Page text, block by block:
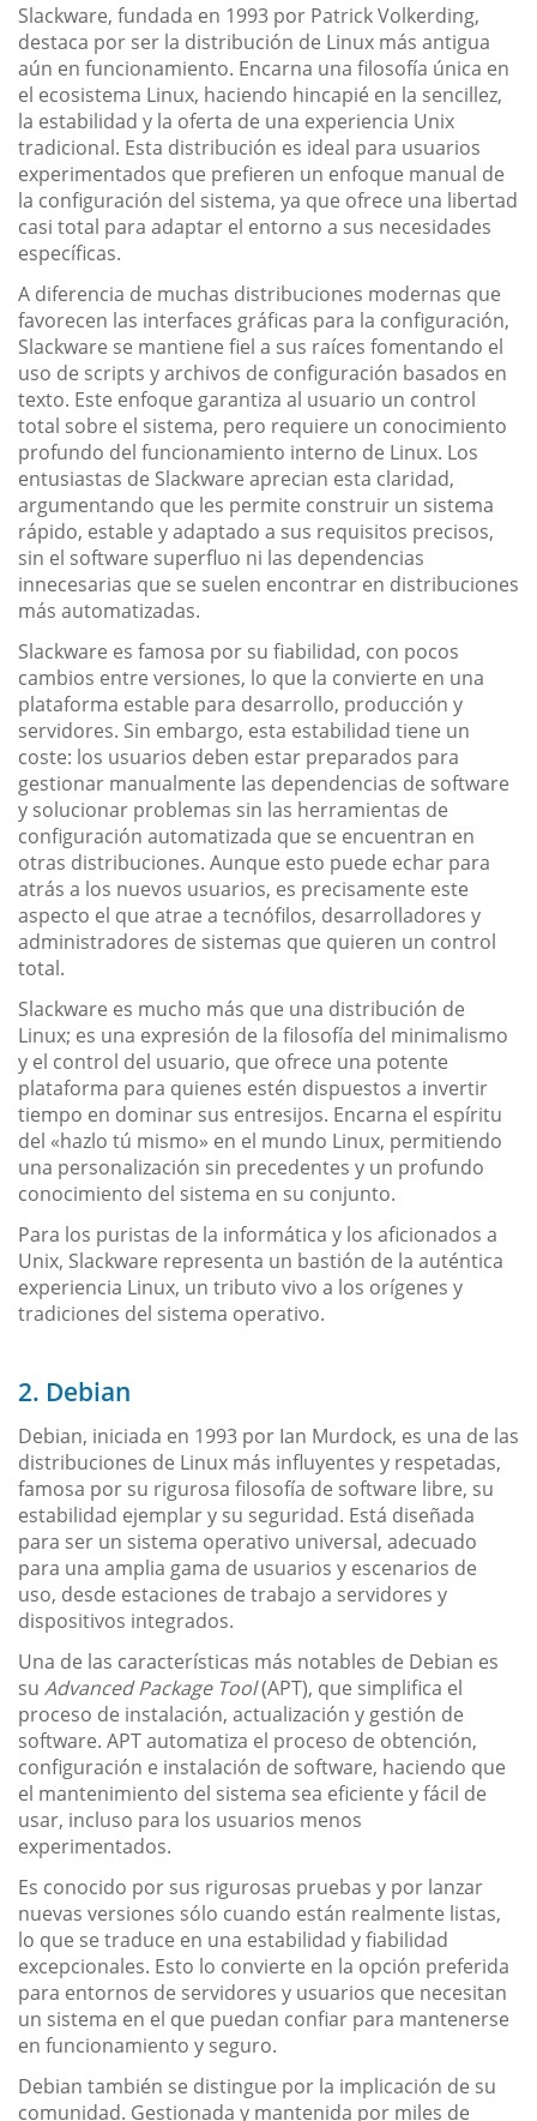
Slackware, fundada en 1993 por Patrick Volkerding,
destaca por ser la distribución de Linux más antigua
aún en funcionamiento. Encarna una filosofía única en
el ecosistema Linux, haciendo hincapié en la sencillez,
la estabilidad y la oferta de una experiencia Unix
tradicional. Esta distribución es ideal para usuarios
experimentados que prefieren un enfoque manual de
la configuración del sistema, ya que ofrece una libertad
casi total para adaptar el entorno a sus necesidades
específicas.
A diferencia de muchas distribuciones modernas que
favorecen las interfaces gráficas para la configuración,
Slackware se mantiene fiel a sus raíces fomentando el
uso de scripts y archivos de configuración basados en
texto. Este enfoque garantiza al usuario un control
total sobre el sistema, pero requiere un conocimiento
profundo del funcionamiento interno de Linux. Los
entusiastas de Slackware aprecian esta claridad,
argumentando que les permite construir un sistema
rápido, estable y adaptado a sus requisitos precisos,
sin el software superfluo ni las dependencias
innecesarias que se suelen encontrar en distribuciones
más automatizadas.
Slackware es famosa por su fiabilidad, con pocos
cambios entre versiones, lo que la convierte en una
plataforma estable para desarrollo, producción y
servidores. Sin embargo, esta estabilidad tiene un
coste: los usuarios deben estar preparados para
gestionar manualmente las dependencias de software
y solucionar problemas sin las herramientas de
configuración automatizada que se encuentran en
otras distribuciones. Aunque esto puede echar para
atrás a los nuevos usuarios, es precisamente este
aspecto el que atrae a tecnófilos, desarrolladores y
administradores de sistemas que quieren un control
total.
Slackware es mucho más que una distribución de
Linux; es una expresión de la filosofía del minimalismo
y el control del usuario, que ofrece una potente
plataforma para quienes estén dispuestos a invertir
tiempo en dominar sus entresijos. Encarna el espíritu
del «hazlo tú mismo» en el mundo Linux, permitiendo
una personalización sin precedentes y un profundo
conocimiento del sistema en su conjunto.
Para los puristas de la informática y los aficionados a
Unix, Slackware representa un bastión de la auténtica
experiencia Linux, un tributo vivo a los orígenes y
tradiciones del sistema operativo.
2. Debian
Debian, iniciada en 1993 por Ian Murdock, es una de las
distribuciones de Linux más influyentes y respetadas,
famosa por su rigurosa filosofía de software libre, su
estabilidad ejemplar y su seguridad. Está diseñada
para ser un sistema operativo universal, adecuado
para una amplia gama de usuarios y escenarios de
uso, desde estaciones de trabajo a servidores y
dispositivos integrados.
Una de las características más notables de Debian es
su Advanced Package Tool(APT), que simplifica el
proceso de instalación, actualización y gestión de
software. APT automatiza el proceso de obtención,
configuración e instalación de software, haciendo que
el mantenimiento del sistema sea eficiente y fácil de
usar, incluso para los usuarios menos
experimentados.
Es conocido por sus rigurosas pruebas y por lanzar
nuevas versiones sólo cuando están realmente listas,
lo que se traduce en una estabilidad y fiabilidad
excepcionales. Esto lo convierte en la opción preferida
para entornos de servidores y usuarios que necesitan
un sistema en el que puedan confiar para mantenerse
en funcionamiento y seguro.
Debian también se distingue por la implicación de su
comunidad. Gestionada y mantenida por miles de